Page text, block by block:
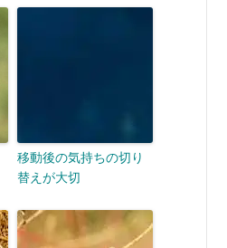
移動後の気持ちの切り
替えが大切